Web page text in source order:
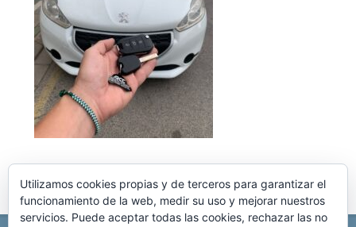
Utilizamos cookies propias y de terceros para garantizar el
funcionamiento de la web, medir su uso y mejorar nuestros
servicios. Puede aceptar todas las cookies, rechazar las no